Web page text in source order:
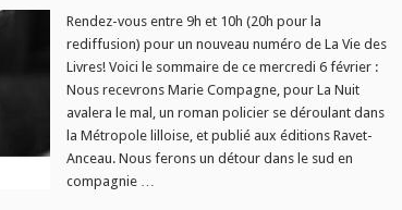
Rendez-vous entre 9h et 10h (20h pour la
rediffusion) pour un nouveau numéro de La Vie des
Livres! Voici le sommaire de ce mercredi 6 février :
Nous recevrons Marie Compagne, pour La Nuit
avalera le mal, un roman policier se déroulant dans
la Métropole lilloise, et publié aux éditions Ravet-
Anceau. Nous ferons un détour dans le sud en
compagnie …